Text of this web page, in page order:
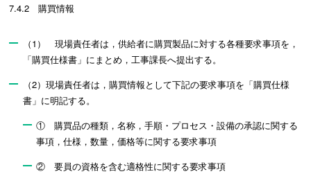
7.4.2 購買情報
（1） 現場責任者は，供給者に購買製品に対する各種要求事項を，
「購買仕様書」にまとめ，工事課長へ提出する。
（2）現場責任者は，購買情報として下記の要求事項を「購買仕様
書」に明記する。
① 購買品の種類，名称，手順・プロセス・設備の承認に関する
事項，仕様，数量，価格等に関する要求事項
② 要員の資格を含む適格性に関する要求事項